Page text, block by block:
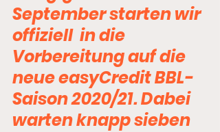
September starten wir
offiziell  in die
Vorbereitung auf die
neue easyCredit BBL-
Saison 2020/21. Dabei
warten knapp sieben